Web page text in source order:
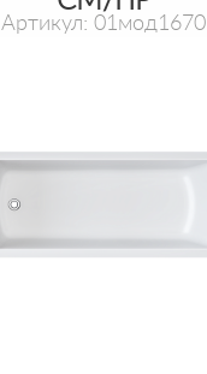
Артикул: 01мод1670